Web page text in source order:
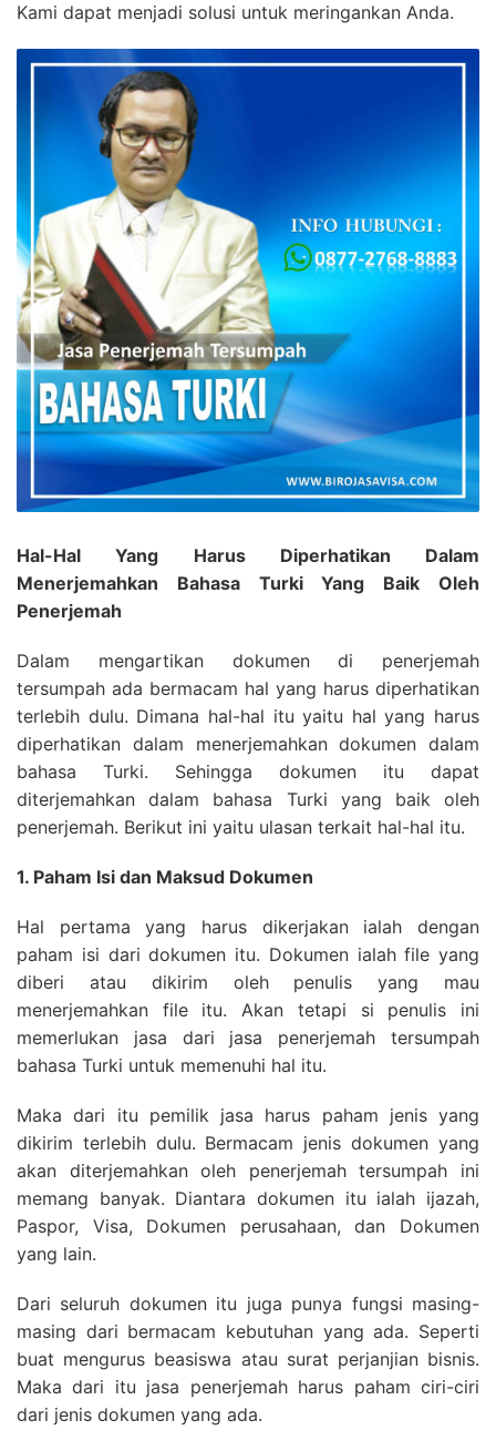
Kami dapat menjadi solusi untuk meringankan Anda.
Hal-Hal Yang Harus Diperhatikan Dalam
Menerjemahkan Bahasa Turki Yang Baik Oleh
Penerjemah
Dalam mengartikan dokumen di penerjemah
tersumpah ada bermacam hal yang harus diperhatikan
terlebih dulu. Dimana hal-hal itu yaitu hal yang harus
diperhatikan dalam menerjemahkan dokumen dalam
bahasa Turki. Sehingga dokumen itu dapat
diterjemahkan dalam bahasa Turki yang baik oleh
penerjemah. Berikut ini yaitu ulasan terkait hal-hal itu.
1. Paham Isi dan Maksud Dokumen
Hal pertama yang harus dikerjakan ialah dengan
paham isi dari dokumen itu. Dokumen ialah file yang
diberi atau dikirim oleh penulis yang mau
menerjemahkan file itu. Akan tetapi si penulis ini
memerlukan jasa dari jasa penerjemah tersumpah
bahasa Turki untuk memenuhi hal itu.
Maka dari itu pemilik jasa harus paham jenis yang
dikirim terlebih dulu. Bermacam jenis dokumen yang
akan diterjemahkan oleh penerjemah tersumpah ini
memang banyak. Diantara dokumen itu ialah ijazah,
Paspor, Visa, Dokumen perusahaan, dan Dokumen
yang lain.
Dari seluruh dokumen itu juga punya fungsi masing-
masing dari bermacam kebutuhan yang ada. Seperti
buat mengurus beasiswa atau surat perjanjian bisnis.
Maka dari itu jasa penerjemah harus paham ciri-ciri
dari jenis dokumen yang ada.